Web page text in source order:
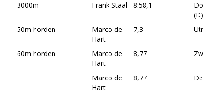
3000m Frank Staal 8:58,1
(D)
50m horden
Marco de
Hart
7,3 Utrecht
60m horden
Marco de
Hart
8,77 Zwolle
Marco de
Hart
8,77 Den